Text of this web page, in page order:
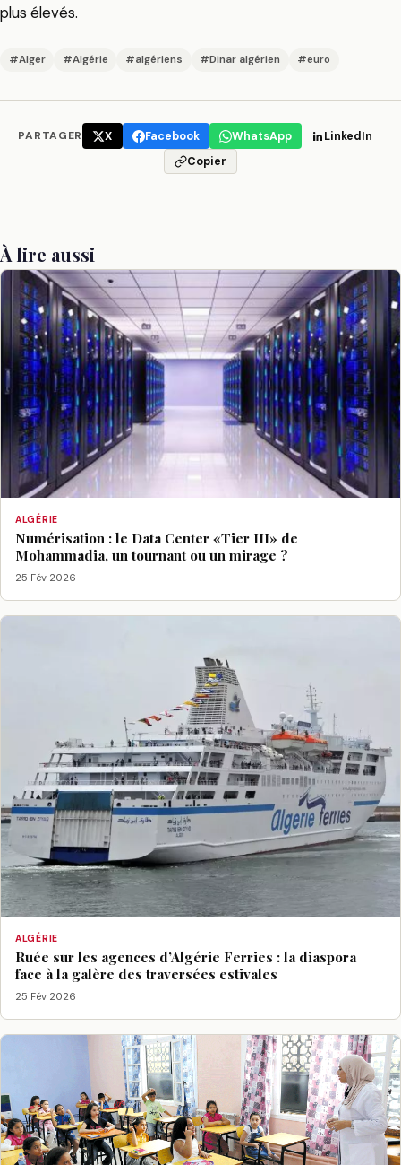
plus élevés.
#Alger #Algérie #algériens #Dinar algérien #euro
PARTAGER X Facebook WhatsApp
LinkedIn
Copier
À lire aussi
ALGÉRIE
Numérisation : le Data Center «Tier III» de
Mohammadia, un tournant ou un mirage ?
25 Fév 2026
ALGÉRIE
Ruée sur les agences d’Algérie Ferries : la diaspora
face à la galère des traversées estivales
25 Fév 2026